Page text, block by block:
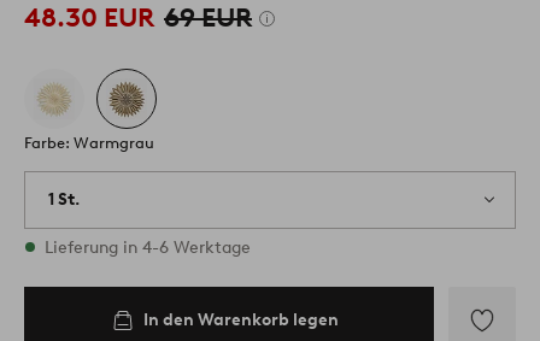
48.30 EUR 69 EUR
Farbe: Warmgrau
1 St.
Vorrätig
Lieferung in 4-6 Werktage
In den Warenkorb legen